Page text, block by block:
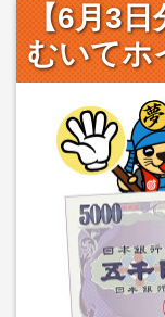
【6月3
むいてホ